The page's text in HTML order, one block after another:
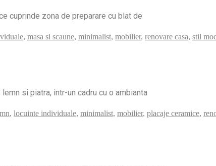
cuprinde zona de preparare cu blat de
, masa si scaune, minimalist, mobilier, renovare casa, stil
si piatra, intr-un cadru cu o ambianta
, locuinte individuale, minimalist, mobilier, placaje ceramice,